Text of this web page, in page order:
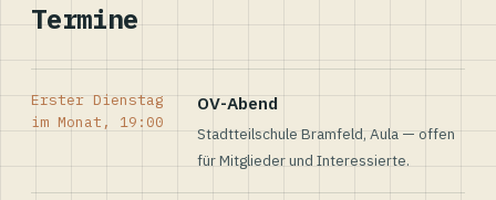
Termine
Erster Dienstag
im Monat, 19:00
OV-Abend
Stadtteilschule Bramfeld, Aula — offen
für Mitglieder und Interessierte.